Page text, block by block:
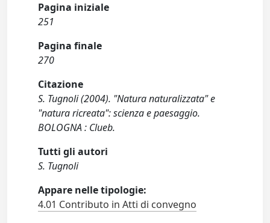
Pagina iniziale
251
Pagina finale
270
Citazione
S. Tugnoli (2004). "Natura naturalizzata" e
"natura ricreata": scienza e paesaggio.
BOLOGNA : Clueb.
Tutti gli autori
S. Tugnoli
Appare nelle tipologie:
4.01 Contributo in Atti di convegno